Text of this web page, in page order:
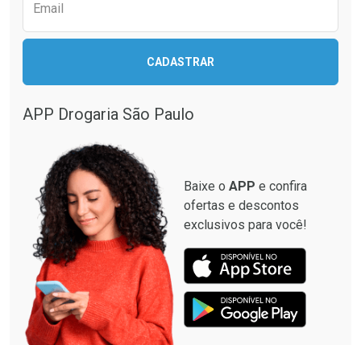
Comprar sem Desconto
Por R$ 17,59/cada
Por R$ 17,59/cada
Por R$ 22,39/cada
Email
CADASTRAR
APP Drogaria São Paulo
Baixe o APP e confira
ofertas e descontos
exclusivos para você!